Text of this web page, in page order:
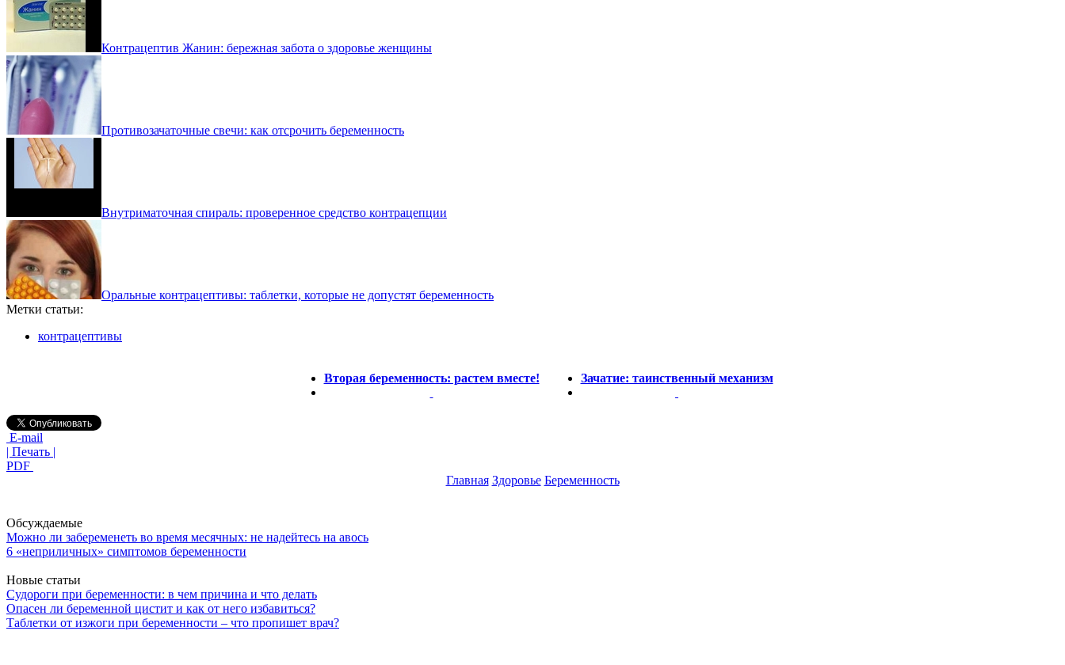
Контрацептив Жанин: бережная забота о здоровье женщины
Противозачаточные свечи: как отсрочить беременность
Внутриматочная спираль: проверенное средство контрацепции
Оральные контрацептивы: таблетки, которые не допустят беременность
Метки статьи:
контрацептивы
Вторая беременность: растем вместе! Зачатие: таинственный механизм
E-mail
| Печать |
PDF
Главная Здоровье Беременность
Обсуждаемые
Можно ли забеременеть во время месячных: не надейтесь на авось
6 «неприличных» симптомов беременности
Новые статьи
Судороги при беременности: в чем причина и что делать
Опасен ли беременной цистит и как от него избавиться?
Таблетки от изжоги при беременности – что пропишет врач?